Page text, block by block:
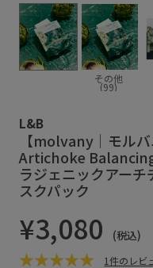
その他
(99)
L&B
【molvany｜モル
Artichoke
ラジェニックアー
スクパック
¥3,080 (税込)
1件のレビ